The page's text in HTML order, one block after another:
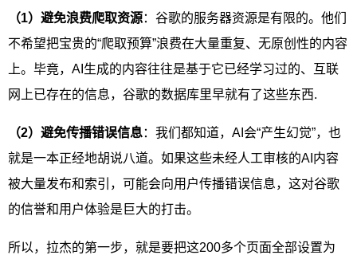
（1）避免浪费爬取资源：谷歌的服务器资源是有限的。他们
不希望把宝贵的“爬取预算”浪费在大量重复、无原创性的内容
上。毕竟，AI生成的内容往往是基于它已经学习过的、互联
网上已存在的信息，谷歌的数据库里早就有了这些东西.
（2）避免传播错误信息：我们都知道，AI会“产生幻觉”，也
就是一本正经地胡说八道。如果这些未经人工审核的AI内容
被大量发布和索引，可能会向用户传播错误信息，这对谷歌
的信誉和用户体验是巨大的打击。
所以，拉杰的第一步，就是要把这200多个页面全部设置为